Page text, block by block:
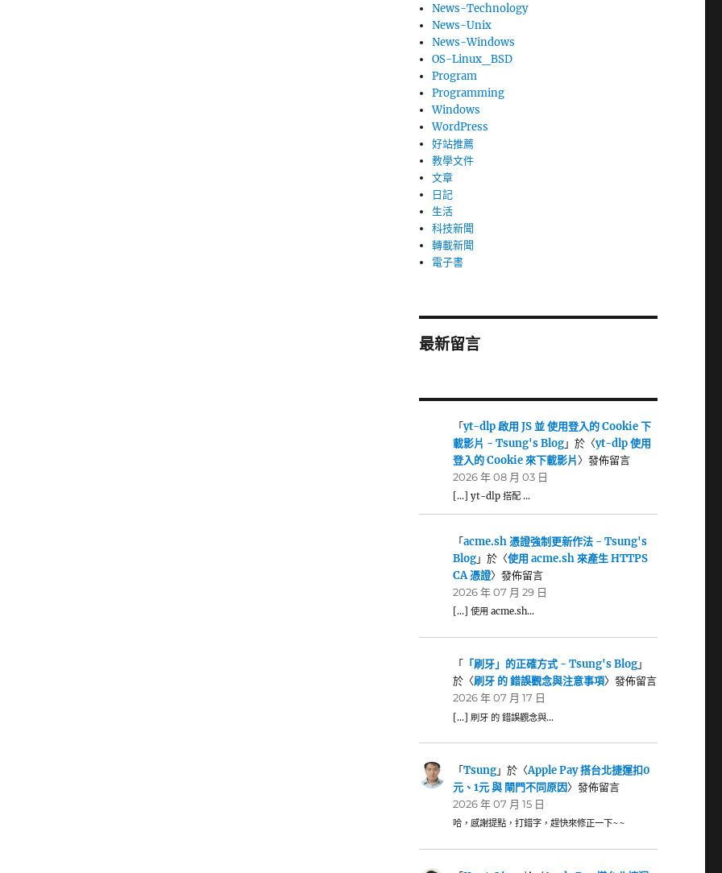
News-Technology
News-Unix
News-Windows
OS-Linux_BSD
Program
Programming
Windows
WordPress
好站推薦
教學文件
文章
日記
生活
科技新聞
轉載新聞
電子書
最新留言
「yt-dlp 啟用 JS 並 使用登入的 Cookie 下
載影片 - Tsung's Blog」於〈yt-dlp 使用
登入的 Cookie 來下載影片〉發佈留言
2026 年 08 月 03 日
[…] yt-dlp 搭配 …
「acme.sh 憑證強制更新作法 - Tsung's
Blog」於〈使用 acme.sh 來產生 HTTPS
CA 憑證〉發佈留言
2026 年 07 月 29 日
[…] 使用 acme.sh…
「 「刷牙」的正確方式 - Tsung's Blog」
於〈刷牙 的 錯誤觀念與注意事項〉發佈留言
2026 年 07 月 17 日
[…] 刷牙 的 錯誤觀念與…
「Tsung」於〈Apple Pay 搭台北捷運扣0
元、1元 與 閘門不同原因〉發佈留言
2026 年 07 月 15 日
哈，感謝提點，打錯字，趕快來修正一下~~